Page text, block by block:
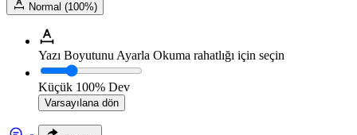
Normal (100%)
Yazı Boyutunu Ayarla Okuma rahatlığı için seçin
Küçük 100% Dev
Varsayılana dön